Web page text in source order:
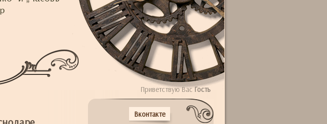
Приветствую ВасГость
Вконтакте